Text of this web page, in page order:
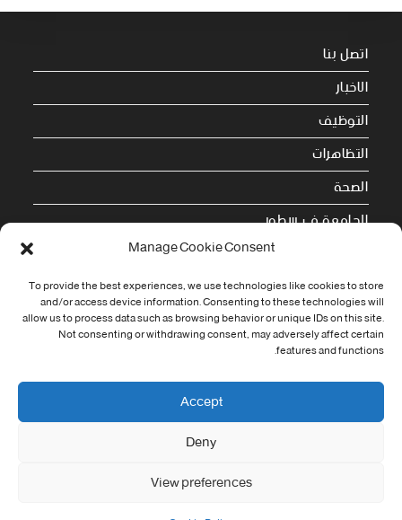
Manage Cookie Consent
To provide the best experiences, we use technologies like cookies to store
and/or access device information. Consenting to these technologies will
allow us to process data such as browsing behavior or unique IDs on this site.
Not consenting or withdrawing consent, may adversely affect certain
features and functions.
Accept
Deny
View preferences
اتصل بنا
الاخبار
التوظيف
التظاهرات
الصحة
الجامعة في سطور
Cookie Policy (EU)
معلومات الاتصال
Address:
جامعة العربي التبسي طريق قسنطينة - تبسة